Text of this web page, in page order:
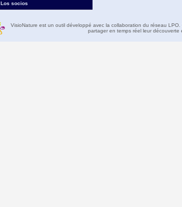
Los socios
VisioNature est un outil développé avec la collaboration du réseau
partager en temps réel leur